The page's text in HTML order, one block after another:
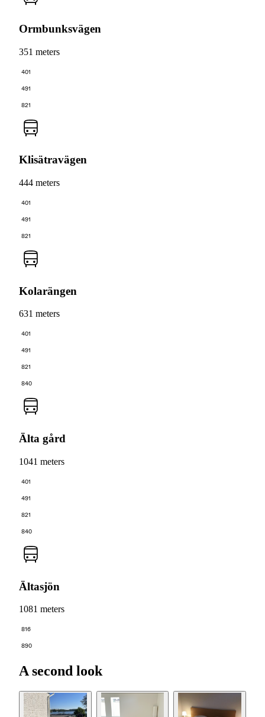
Ormbunksvägen
351 meters
401
491
821
Klisätravägen
444 meters
401
491
821
Kolarängen
631 meters
401
491
821
840
Älta gård
1041 meters
401
491
821
840
Ältasjön
1081 meters
816
890
A second look